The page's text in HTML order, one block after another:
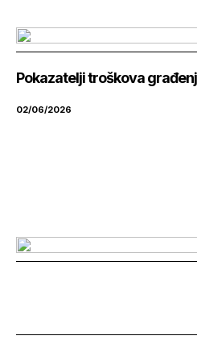
Pokazatelji troškova
02/06/2026